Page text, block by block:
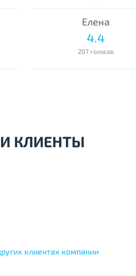
Елена
4.4
207 голосов
КЛИЕНТЫ
клиентах компании